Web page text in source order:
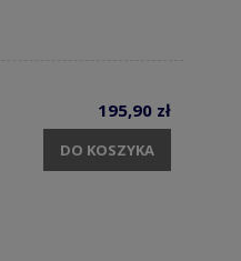
195,90 zł
DO KOSZYKA